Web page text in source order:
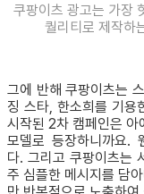
쿠팡이츠 광고는 가장
퀄리티로 제작하
그에 반해 쿠팡이츠는
징 스타, 한소희를 기용
시작된 2차 캠페인은 아
모델로 등장하니까요.
다. 그리고 쿠팡이츠는
주 심플한 메시지를 담